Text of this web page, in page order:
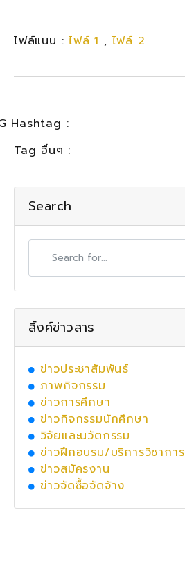
ไฟล์แนบ :ไฟล์ 1 , ไฟล์ 2
Hashtag :
Tag อื่นๆ :
Search
ลิ้งค์ข่าวสาร
ข่าวประชาสัมพันธ์
ภาพกิจกรรม
ข่าวการศึกษา
ข่าวกิจกรรมนักศึกษา
วิจัยและนวัตกรรม
ข่าวฝึกอบรม/บริการวิชาการ
ข่าวสมัครงาน
ข่าวจัดซื้อจัดจ้าง